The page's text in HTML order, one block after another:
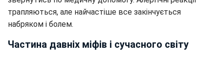
трапляються, але найчастіше все закінчується
набряком і болем.
Частина давніх міфів і сучасного світу